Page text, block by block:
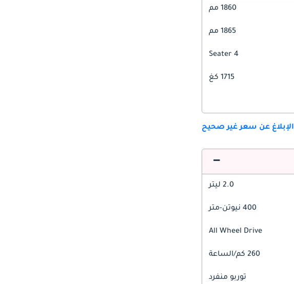
1860 مم
1865 مم
4 Seater
1715 كغ
الإبلاغ عن سعر غير صحيح
2.0 ليتر
400 نيوتن-متر
All Wheel Drive
260 كم/الساعة
توربو منفرد